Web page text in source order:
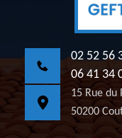
02 52 56
06 41 34
15 Rue du
50200